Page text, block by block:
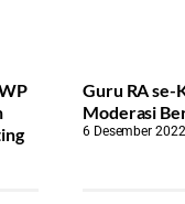
Guru RA se-
Moderasi
6 Desember 2022